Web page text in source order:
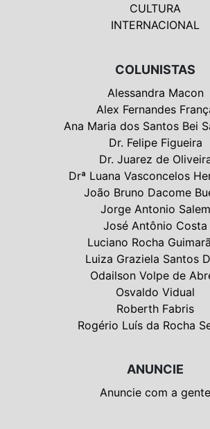
CULTURA
INTERNACIONAL
COLUNISTAS
Alessandra Macon
Alex Fernandes
Ana Maria dos Santos Bei
Dr. Felipe Figueira
Dr. Juarez de
Drª Luana Vasconcelos
João Bruno Dacome
Jorge Antonio Salem
José Antônio Costa
Luciano Rocha
Luiza Graziela Santos
Odailson Volpe de
Osvaldo Vidual
Roberth Fabris
Rogério Luís da Rocha
ANUNCIE
Anuncie com a gente